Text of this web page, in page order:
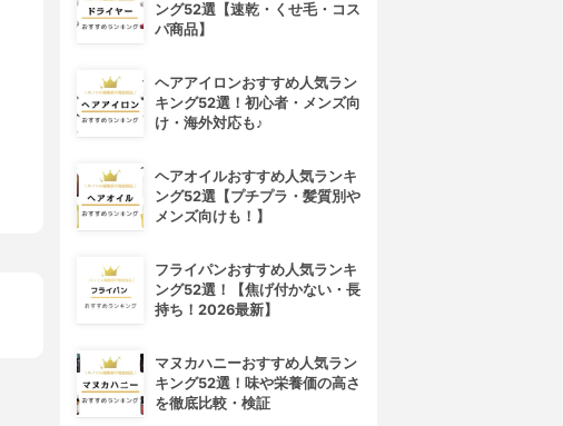
ング52選【速乾・くせ毛・コス
パ商品】
ヘアアイロンおすすめ人気ラン
キング52選！初心者・メンズ向
け・海外対応も♪
ヘアオイルおすすめ人気ランキ
ング52選【プチプラ・髪質別や
メンズ向けも！】
フライパンおすすめ人気ランキ
ング52選！【焦げ付かない・長
持ち！2026最新】
マヌカハニーおすすめ人気ラン
キング52選！味や栄養価の高さ
を徹底比較・検証